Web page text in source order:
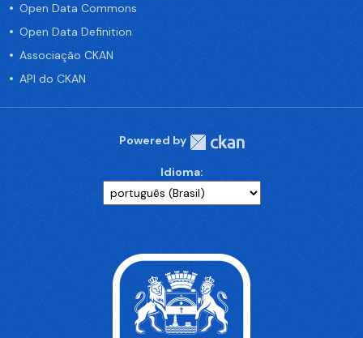
Open Data Commons
Open Data Definition
Associação CKAN
API do CKAN
Powered by
Idioma